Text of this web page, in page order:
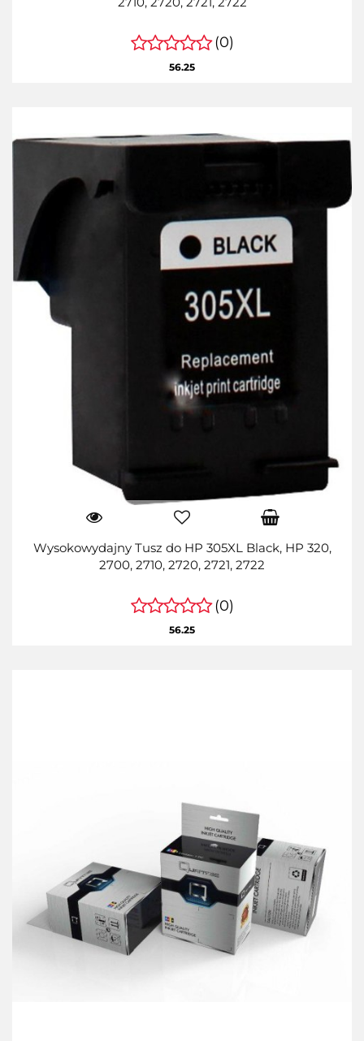
(0)
56.25
Wysokowydajny Tusz do HP 305XL Black, HP 320,
2700, 2710, 2720, 2721, 2722
(0)
56.25